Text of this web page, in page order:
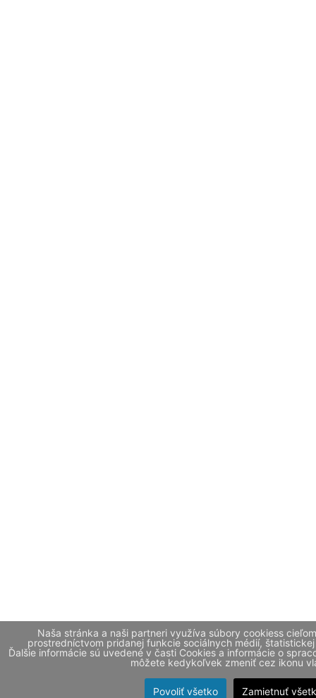
Naša stránka a naši partneri využíva súbory cookiess
prostredníctvom pridanej funkcie sociálnych médií,
Ďalšie informácie sú uvedené v časti Cookies a informácie o
môžete kedykoľvek zmeniť cez ikonu
Povoliť všetko Zamietnuť